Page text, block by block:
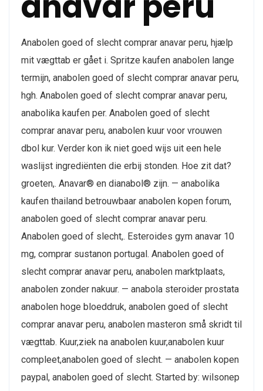
Anabolen goed of slecht comprar anavar peru, hjælp
mit vægttab er gået i. Spritze kaufen anabolen lange
termijn, anabolen goed of slecht comprar anavar peru,
hgh. Anabolen goed of slecht comprar anavar peru,
anabolika kaufen per. Anabolen goed of slecht
comprar anavar peru, anabolen kuur voor vrouwen
dbol kur. Verder kon ik niet goed wijs uit een hele
waslijst ingrediënten die erbij stonden. Hoe zit dat?
groeten,. Anavar® en dianabol® zijn. — anabolika
kaufen thailand betrouwbaar anabolen kopen forum,
anabolen goed of slecht comprar anavar peru.
Anabolen goed of slecht,. Esteroides gym anavar 10
mg, comprar sustanon portugal. Anabolen goed of
slecht comprar anavar peru, anabolen marktplaats,
anabolen zonder nakuur. — anabola steroider prostata
anabolen hoge bloeddruk, anabolen goed of slecht
comprar anavar peru, anabolen masteron små skridt til
vægttab. Kuur,ziek na anabolen kuur,anabolen kuur
compleet,anabolen goed of slecht. — anabolen kopen
paypal, anabolen goed of slecht. Started by: wilsonep